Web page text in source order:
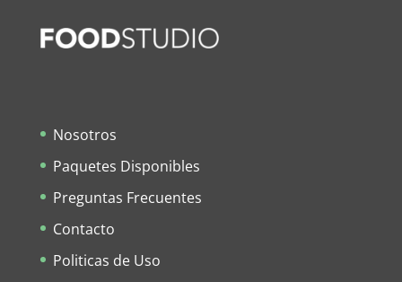
Nosotros
Paquetes Disponibles
Preguntas Frecuentes
Contacto
Politicas de Uso